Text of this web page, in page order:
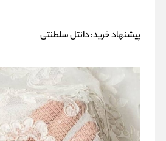
پیشنهاد خرید:دانتل سلطنتی